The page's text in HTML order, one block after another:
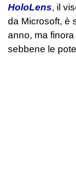
HoloLens, il
da Microsoft, è
anno, ma
sebbene le